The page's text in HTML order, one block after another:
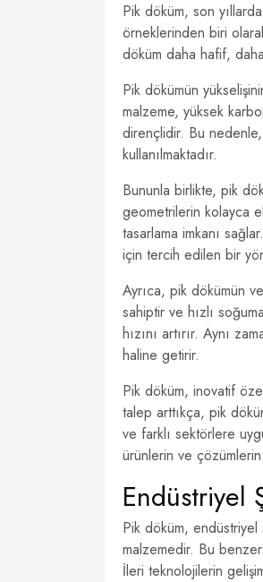
Pik döküm, son
örneklerinden biri
döküm daha hafif,
Pik dökümün
malzeme, yüksek
dirençlidir. Bu
kullanılmaktadır.
Bununla birlikte, pik
geometrilerin kolayca
tasarlama imkanı
için tercih edilen bir
Ayrıca, pik dökümün
sahiptir ve hızlı
hızını artırır. Aynı
haline getirir.
Pik döküm, inovatif
talep arttıkça, pik
ve farklı sektörlere
ürünlerin ve
Endüstriyel
Pik döküm,
malzemedir. Bu
İleri teknolojilerin